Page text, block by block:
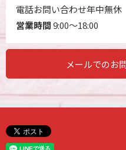
電話お問い合わせ年中無休
営業時間9:00～18:00
メールでのお